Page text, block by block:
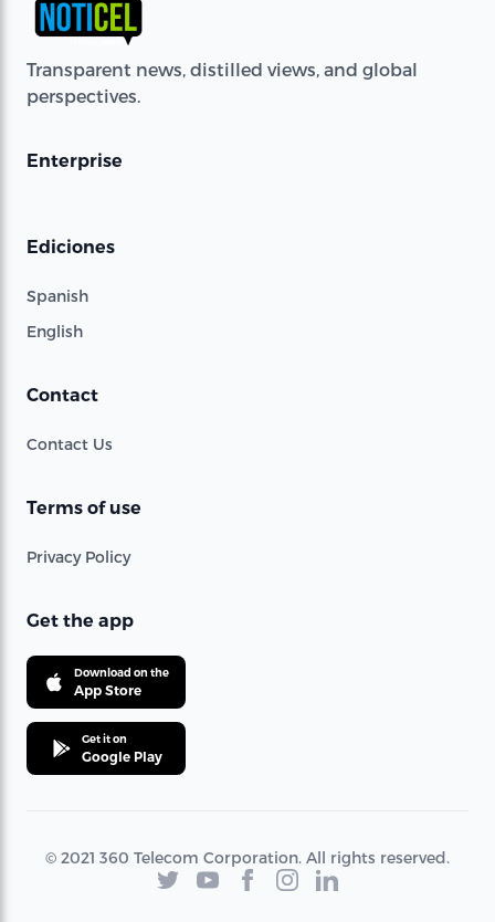
Transparent news, distilled views, and global
perspectives.
Enterprise
Ediciones
Spanish
English
Contact
Contact Us
Terms of use
Privacy Policy
Get the app
Download on the
App Store
Get it on
Google Play
© 2021 360 Telecom Corporation. All rights reserved.